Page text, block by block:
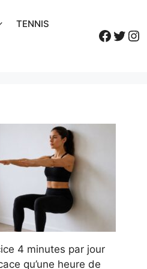
TENNIS
4 minutes par jour
qu’une heure de